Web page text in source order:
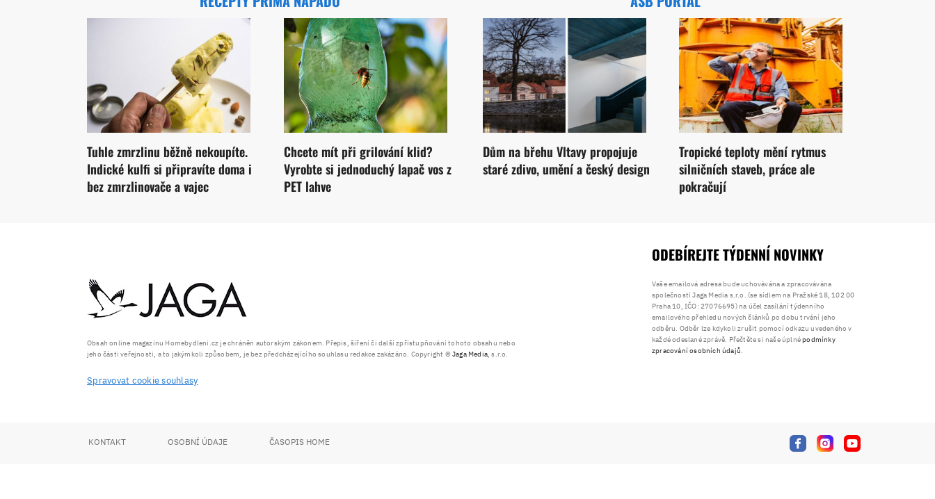
Tuhle zmrzlinu běžně nekoupíte.
Indické kulfi si připravíte doma i
bez zmrzlinovače a vajec
Chcete mít při grilování klid?
Vyrobte si jednoduchý lapač vos z
PET lahve
Dům na břehu Vltavy propojuje
staré zdivo, umění a český design
Tropické teploty mění rytmus
silničních staveb, práce ale
pokračují
Obsah online magazínu Homebydleni.cz je chráněn autorským zákonem. Přepis, šíření či další zpřístupňování tohoto obsahu nebo
jeho části veřejnosti, a to jakýmkoli způsobem, je bez předcházejícího souhlasu redakce zakázáno. Copyright ©Jaga Media, s.r.o.
Spravovat cookie souhlasy
ODEBÍREJTE TÝDENNÍ NOVINKY
Vaše emailová adresa bude uchovávána a zpracovávána
společností Jaga Media s.r.o. (se sídlem na Pražské 18, 102 00
Praha 10, IČO: 27076695) na účel zasílání týdenního
emailového přehledu nových článků po dobu trvání jeho
odběru. Odběr lze kdykoli zrušit pomocí odkazu uvedeného v
každé odeslané zprávě. Přečtěte si naše úplnépodmínky
zpracování osobních údajů.
KONTAKT OSOBNÍ ÚDAJE ČASOPIS HOME